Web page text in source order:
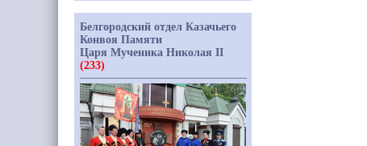
Белгородский отдел Казачьего
Конвоя Памяти
Царя Мученика Николая II
(233)